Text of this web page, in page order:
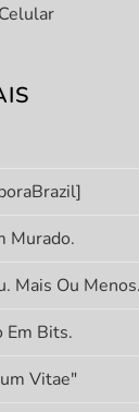
Murado.
Mais Ou Menos.
Em Bits.
Vitae"